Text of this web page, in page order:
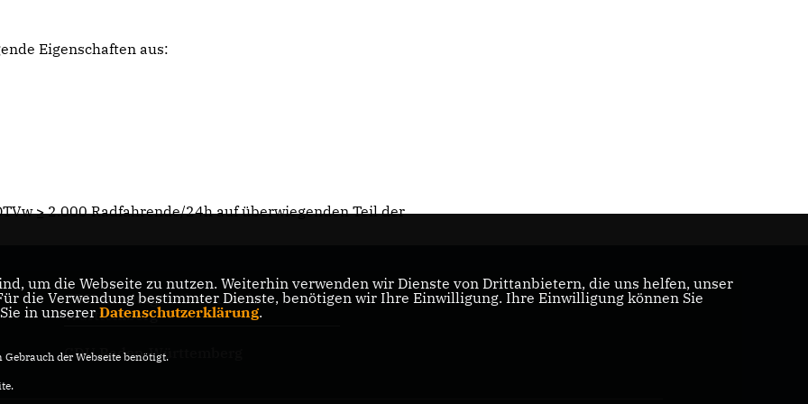
Eigenschaften aus:
≥ 2.000 Radfahrende/24h auf überwiegenden Teil der
CDU-Landtagsfraktion Baden-
Württemberg
CDU Baden-Württemberg
um die Webseite zu nutzen. Weiterhin verwenden wir Dienste von Drittanbietern, die uns helfen, unser
die Verwendung bestimmter Dienste, benötigen wir Ihre Einwilligung. Ihre Einwilligung können Sie
in unserer Datenschutzerklärung.
der Webseite benötigt.